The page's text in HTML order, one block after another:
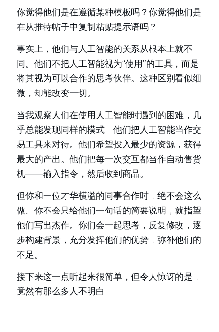
你觉得他们是在遵循某种模板吗？你觉得他们是
在从推特帖子中复制粘贴提示语吗？
事实上，他们与人工智能的关系从根本上就不
同。他们不把人工智能视为“使用”的工具，而是
将其视为可以合作的思考伙伴。这种区别看似细
微，却能改变一切。
当我观察人们在使用人工智能时遇到的困难，几
乎总能发现同样的模式：他们把人工智能当作交
易工具来对待。他们希望投入最少的资源，获得
最大的产出。他们把每一次交互都当作自动售货
机——输入指令，然后收到商品。
但你和一位才华横溢的同事合作时，绝不会这么
做。你不会只给他们一句话的简要说明，就指望
他们写出杰作。你们会一起思考，反复修改，逐
步构建背景，充分发挥他们的优势，弥补他们的
不足。
接下来这一点听起来很简单，但令人惊讶的是，
竟然有那么多人不明白：